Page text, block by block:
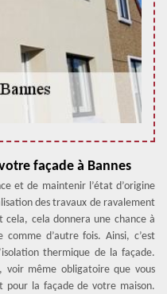
façade à Bannes
et de maintenir l’état d’origine
des travaux de ravalement
cela, cela donnera une chance à
d’autre fois. Ainsi, c’est
thermique de la façade.
voir même obligatoire que vous
pour la façade de votre maison.